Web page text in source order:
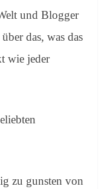
und Blogger
das, was das
wie jeder
zu gunsten von